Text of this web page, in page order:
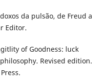
da pulsão, de Freud a
Editor.
of Goodness: luck
Revised edition.